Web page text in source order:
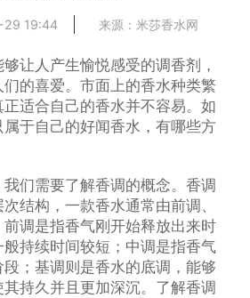
29 19:44 来源：米莎香水网
让人产生愉悦感受的调香剂，
的喜爱。市面上的香水种类繁
适合自己的香水并不容易。如
于自己的好闻香水，有哪些方
们需要了解香调的概念。香调
结构，一款香水通常由前调、
调是指香气刚开始释放出来时
持续时间较短；中调是指香气
；基调则是香水的底调，能够
持久并且更加深沉。了解香调